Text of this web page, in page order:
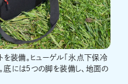
装備。ヒューゲル「氷点下保冷
底には5つの脚を装備し、地面の